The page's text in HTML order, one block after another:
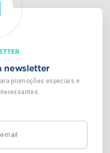
newsletter
promoções especiais e